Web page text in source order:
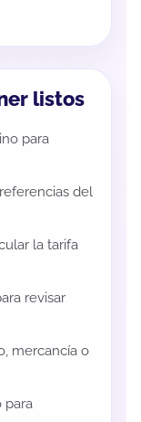
listos
para
del
la tarifa
revisar
mercancía o
para